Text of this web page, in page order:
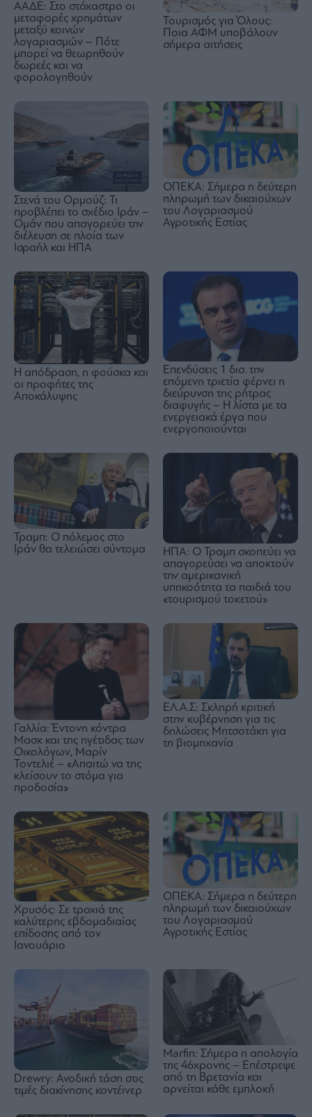
ΑΑΔΕ: Στο στόχαστρο οι
μεταφορές χρημάτων
μεταξύ κοινών
λογαριασμών – Πότε
μπορεί να θεωρηθούν
δωρεές και να
φορολογηθούν
Τουρισμός για Όλους:
Ποια ΑΦΜ υποβάλουν
σήμερα αιτήσεις
Στενά του Ορμούζ: Τι
προβλέπει το σχέδιο Ιράν –
Ομάν που απαγορεύει την
διέλευση σε πλοία των
Ισραήλ και ΗΠΑ
ΟΠΕΚΑ: Σήμερα η δεύτερη
πληρωμή των δικαιούχων
του Λογαριασμού
Αγροτικής Εστίας
Η απόδραση, η φούσκα και
οι προφήτες της
Αποκάλυψης
Επενδύσεις 1 δισ. την
επόμενη τριετία φέρνει η
διεύρυνση της ρήτρας
διαφυγής – Η λίστα με τα
ενεργειακά έργα που
ενεργοποιούνται
Τραμπ: Ο πόλεμος στο
Ιράν θα τελειώσει σύντομα
ΗΠΑ: Ο Τραμπ σκοπεύει να
απαγορεύσει να αποκτούν
την αμερικανική
υπηκοότητα τα παιδιά του
«τουρισμού τοκετού»
Γαλλία: Έντονη κόντρα
Μασκ και της ηγέτιδας των
Οικολόγων, Μαρίν
Τοντελιέ – «Απαιτώ να της
κλείσουν το στόμα για
προδοσία»
ΕΛ.Α.Σ: Σκληρή κριτική
στην κυβέρνηση για τις
δηλώσεις Μητσοτάκη για
τη βιομηχανία
Χρυσός: Σε τροχιά της
καλύτερης εβδομαδιαίας
επίδοσης από τον
Ιανουάριο
ΟΠΕΚΑ: Σήμερα η δεύτερη
πληρωμή των δικαιούχων
του Λογαριασμού
Αγροτικής Εστίας
Drewry: Ανοδική τάση στις
τιμές διακίνησης κοντέινερ
Marfin: Σήμερα η απολογία
της 46χρονης – Επέστρεψε
από τη Βρετανία και
αρνείται κάθε εμπλοκή